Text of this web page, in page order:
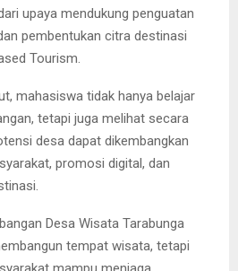
upaya mendukung penguatan
pembentukan citra destinasi
Tourism.
mahasiswa tidak hanya belajar
tetapi juga melihat secara
desa dapat dikembangkan
promosi digital, dan
Desa Wisata Tarabunga
tempat wisata, tetapi